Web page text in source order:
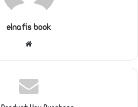
elnafis book